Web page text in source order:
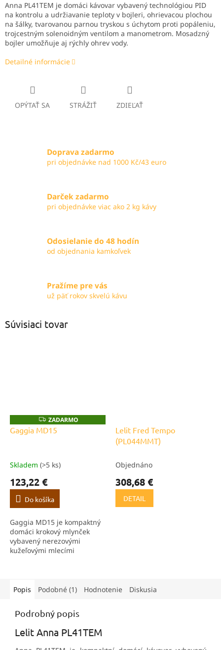
Anna PL41TEM je domáci kávovar vybavený technológiou PID
na kontrolu a udržiavanie teploty v bojleri, ohrievacou plochou
na šálky, tvarovanou parnou tryskou s úchytom proti popáleniu,
trojcestným solenoidným ventilom a manometrom. Mosadzný
bojler umožňuje aj rýchly ohrev vody.
Detailné informácie
OPÝTAŤ SA STRÁŽIŤ ZDIEĽAŤ
Doprava zadarmo
pri objednávke nad 1000 Kč/43 euro
Darček zadarmo
pri objednávke viac ako 2 kg kávy
Odosielanie do 48 hodín
od objednania kamkoľvek
Pražíme pre vás
už päť rokov skvelú kávu
Súvisiaci tovar
Z
A
D
ZADARMO
Gaggia MD15
Skladem (>5 ks)
123,22 €
Do košíka
Gaggia MD15 je kompaktný
domáci krokový mlynček
vybavený nerezovými
kužeľovými mlecími
nastaviteľných stupňov
mletej...
Lelit Fred Tempo
(PL044MMT)
Objednáno
308,68 €
DETAIL
Popis Podobné (1) Hodnotenie Diskusia
Podrobný popis
Lelit Anna PL41TEM